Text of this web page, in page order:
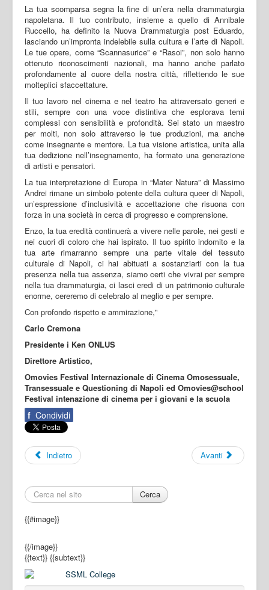
La tua scomparsa segna la fine di un’era nella drammaturgia
napoletana. Il tuo contributo, insieme a quello di Annibale
Ruccello, ha definito la Nuova Drammaturgia post Eduardo,
lasciando un’impronta indelebile sulla cultura e l’arte di Napoli.
Le tue opere, come “Scannasurice” e “Rasoi”, non solo hanno
ottenuto riconoscimenti nazionali, ma hanno anche parlato
profondamente al cuore della nostra città, riflettendo le sue
molteplici sfaccettature.
Il tuo lavoro nel cinema e nel teatro ha attraversato generi e
stili, sempre con una voce distintiva che esplorava temi
complessi con sensibilità e profondità. Sei stato un maestro
per molti, non solo attraverso le tue produzioni, ma anche
come insegnante e mentore. La tua visione artistica, unita alla
tua dedizione nell’insegnamento, ha formato una generazione
di artisti e pensatori.
La tua interpretazione di Europa in “Mater Natura” di Massimo
Andrei rimane un simbolo potente della cultura queer di Napoli,
un’espressione d’inclusività e accettazione che risuona con
forza in una società in cerca di progresso e comprensione.
Enzo, la tua eredità continuerà a vivere nelle parole, nei gesti e
nei cuori di coloro che hai ispirato. Il tuo spirito indomito e la
tua arte rimarranno sempre una parte vitale del tessuto
culturale di Napoli, ci hai abituati a sostanziarti con la tua
presenza nella tua assenza, siamo certi che vivrai per sempre
nella tua drammaturgia, ci lasci eredi di un patrimonio culturale
enorme, cereremo di celebralo al meglio e per sempre.
Con profondo rispetto e ammirazione,"
Carlo Cremona
Presidente i Ken ONLUS
Direttore Artistico,
Omovies Festival Internazionale di Cinema Omosessuale,
Transessuale e Questioning di Napoli ed Omovies@school
Festival intenazione di cinema per i giovani e la scuola
f Condividi
Indietro Avanti
Cerca
{{#image}}
{{/image}}
{{text}} {{subtext}}